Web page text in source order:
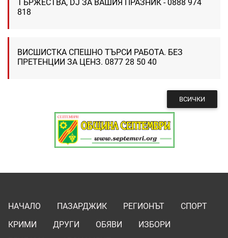
ТЪРЖЕСТВА, DJ ЗА ВАШИЯ ПРАЗНИК - 0888 974
818
ВИСШИСТКА СПЕШНО ТЪРСИ РАБОТА. БЕЗ
ПРЕТЕНЦИИ ЗА ЦЕНЗ. 0877 28 50 40
ВСИЧКИ
НАЧАЛО ПАЗАРДЖИК РЕГИОНЪТ
СПОРТ
КРИМИ
ДРУГИ ОБЯВИ
ИЗБОРИ